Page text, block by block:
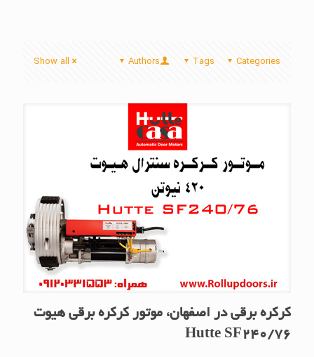
Categories
Tags
Authors
Show all
کرکره برقی در اصفهان، موتور کرکره برقی هیوت
Hutte SF240/76